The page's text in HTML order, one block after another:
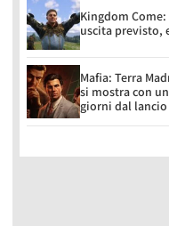
Kingdom
uscita previsto,
Mafia: Terra
si mostra con
giorni dal lancio